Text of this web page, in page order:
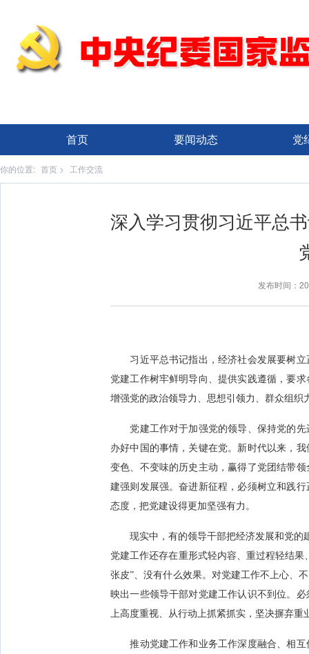
首页 要闻动态 党
你的位置: 首页 > 工作交流
深入学习贯彻习近平总
发布时间：
习近平总书记指出，经济社会发展要树立
党建工作树牢鲜明导向、提供实践遵循，要
增强党的政治领导力、思想引领力、群众组织
党建工作对于加强党的领导、保持党的先
办好中国的事情，关键在党。新时代以来，
变色、不变味的历史主动，赢得了党团结带
建强则发展强。奋进新征程，必须树立和践
态度，把党建设得更加坚强有力。
现实中，有的领导干部把经济发展和党的建
党建工作还存在重形式轻内容、重过程轻结
张皮”、没有什么效果。对党建工作不上心、
映出一些领导干部对党建工作认识不到位。
上高度重视、从行动上抓紧抓实，坚决摒弃
推动党建工作和业务工作深度融合、相互